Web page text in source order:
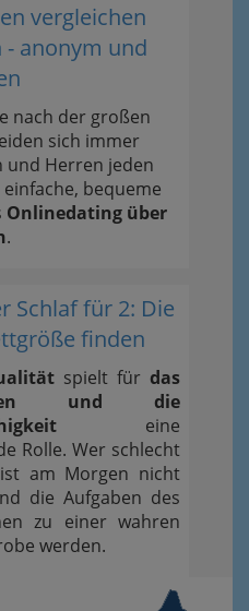
vergleichen
anonym und
nach der großen
sich immer
und Herren jeden
bequeme
Onlinedating über
.
Schlaf für 2: Die
finden
spielt für das
und die
eine
Rolle. Wer schlecht
am Morgen nicht
die Aufgaben des
zu einer wahren
werden.